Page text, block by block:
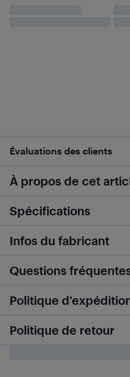
Évaluations des clients
À propos de cet
Spécifications
Infos du fabricant
Questions
Politique
Politique de retour